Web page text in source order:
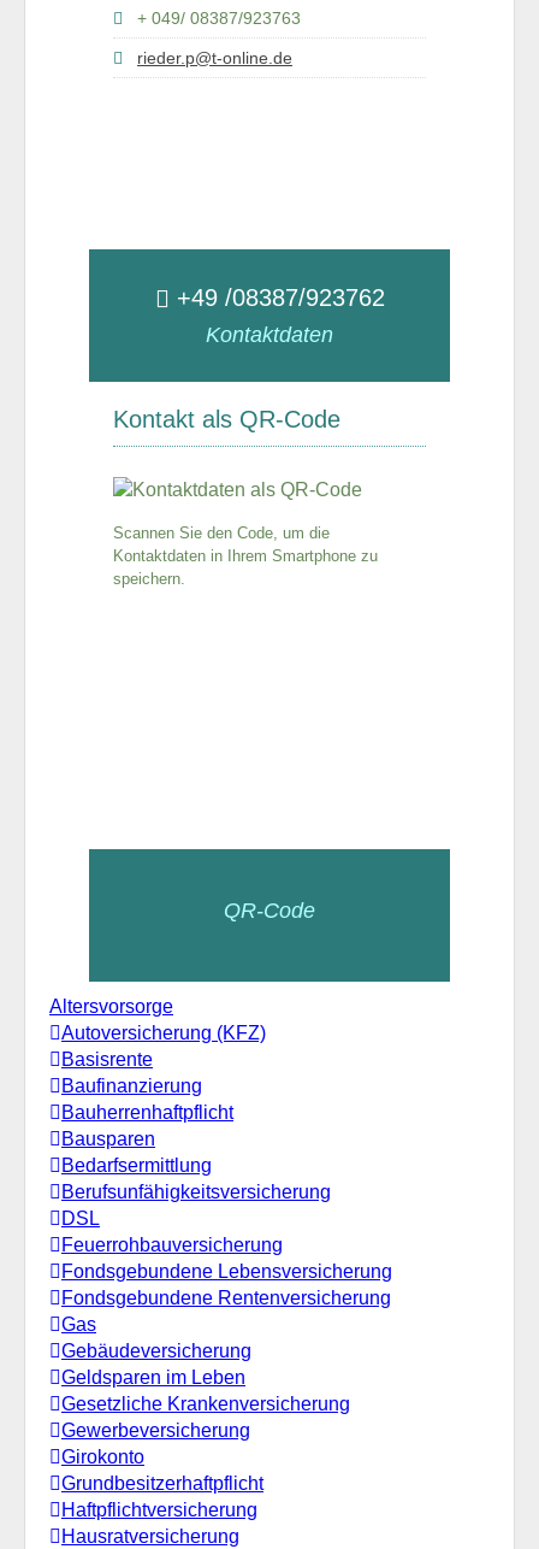
+ 049/ 08387/923763
rieder.p@t-online.de
+49 /08387/923762
Kontaktdaten
Kontakt als QR-Code
Scannen Sie den Code, um die
Kontaktdaten in Ihrem Smartphone zu
speichern.
QR-Code
Altersvorsorge
Autoversicherung (KFZ)
Basisrente
Baufinanzierung
Bauherrenhaftpflicht
Bausparen
Bedarfsermittlung
Berufs­unfähigkeitsversicherung
DSL
Feuerrohbauversicherung
Fondsgebundene Lebensversicherung
Fondsgebundene Rentenversicherung
Gas
Gebäudeversicherung
Geldsparen im Leben
Gesetzliche Krankenversicherung
Gewerbeversicherung
Girokonto
Grundbesitzerhaftpflicht
Haftpflichtversicherung
Hausratversicherung